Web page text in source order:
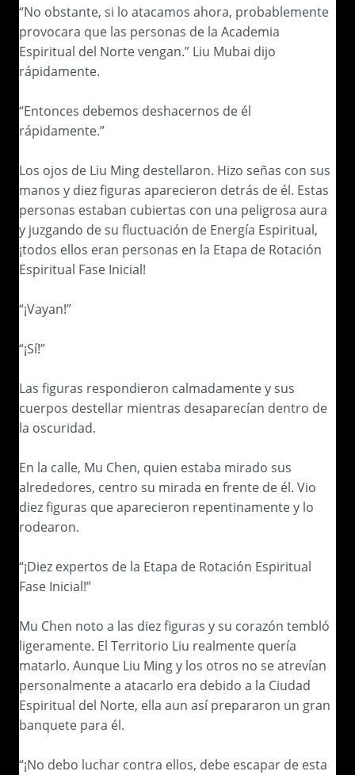
“No obstante, si lo atacamos ahora, probablemente
provocara que las personas de la Academia
Espiritual del Norte vengan.” Liu Mubai dijo
rápidamente.
“Entonces debemos deshacernos de él
rápidamente.”
Los ojos de Liu Ming destellaron. Hizo señas con sus
manos y diez figuras aparecieron detrás de él. Estas
personas estaban cubiertas con una peligrosa aura
y juzgando de su fluctuación de Energía Espiritual,
¡todos ellos eran personas en la Etapa de Rotación
Espiritual Fase Inicial!
“¡Vayan!”
“¡Sí!”
Las figuras respondieron calmadamente y sus
cuerpos destellar mientras desaparecían dentro de
la oscuridad.
En la calle, Mu Chen, quien estaba mirado sus
alrededores, centro su mirada en frente de él. Vio
diez figuras que aparecieron repentinamente y lo
rodearon.
“¡Diez expertos de la Etapa de Rotación Espiritual
Fase Inicial!”
Mu Chen noto a las diez figuras y su corazón tembló
ligeramente. El Territorio Liu realmente quería
matarlo. Aunque Liu Ming y los otros no se atrevían
personalmente a atacarlo era debido a la Ciudad
Espiritual del Norte, ella aun así prepararon un gran
banquete para él.
“¡No debo luchar contra ellos, debe escapar de esta